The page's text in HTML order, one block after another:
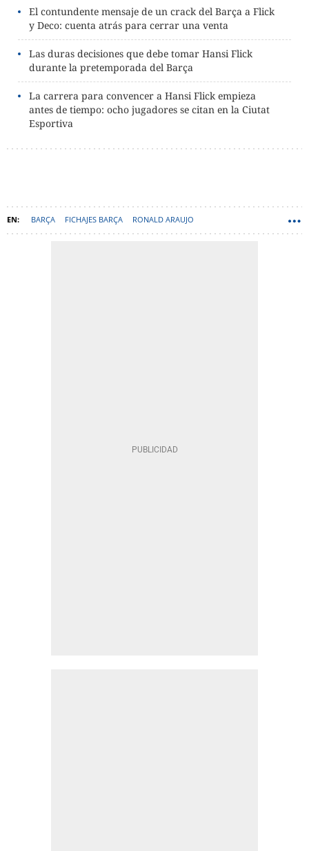
El contundente mensaje de un crack del Barça a Flick
y Deco: cuenta atrás para cerrar una venta
Las duras decisiones que debe tomar Hansi Flick
durante la pretemporada del Barça
La carrera para convencer a Hansi Flick empieza
antes de tiempo: ocho jugadores se citan en la Ciutat
Esportiva
BARÇA FICHAJES BARÇA RONALD ARAUJO